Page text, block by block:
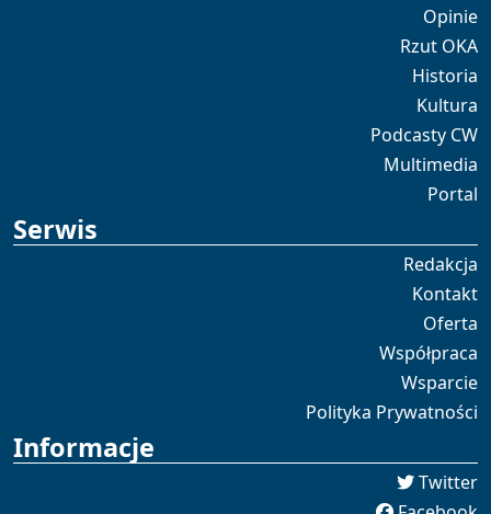
Opinie
Rzut OKA
Historia
Kultura
Podcasty CW
Multimedia
Portal
Serwis
Redakcja
Kontakt
Oferta
Współpraca
Wsparcie
Polityka Prywatności
Informacje
Twitter